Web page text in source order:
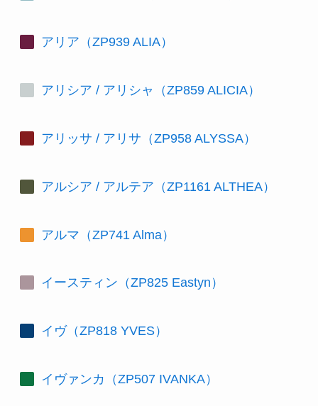
アリア（ZP939 ALIA）
アリシア / アリシャ（ZP859 ALICIA）
アリッサ / アリサ（ZP958 ALYSSA）
アルシア / アルテア（ZP1161 ALTHEA）
アルマ（ZP741 Alma）
イースティン（ZP825 Eastyn）
イヴ（ZP818 YVES）
イヴァンカ（ZP507 IVANKA）